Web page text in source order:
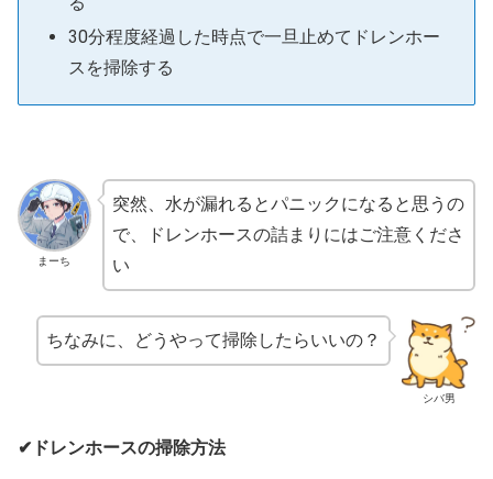
30分程度経過した時点で一旦止めてドレンホー
スを掃除する
まーち
突然、水が漏れるとパニックになると思うの
で、ドレンホースの詰まりにはご注意くださ
い
シバ男
ちなみに、どうやって掃除したらいいの？
✔ドレンホースの掃除方法